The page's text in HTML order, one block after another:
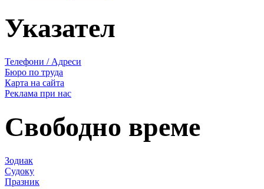
Указател
Телефони / Адреси
Бюро по труда
Карта на сайта
Реклама при нас
Свободно време
Зодиак
Судоку
Празник